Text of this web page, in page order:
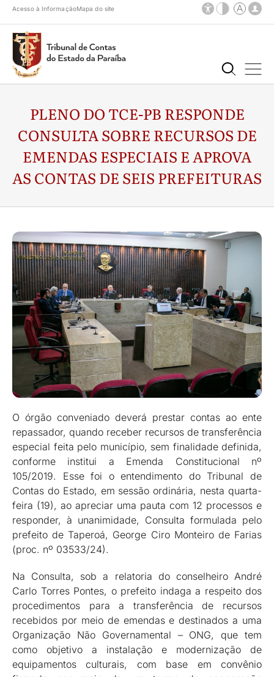
Acesso à InformaçãoMapa do site
PLENO DO TCE-PB RESPONDE
CONSULTA SOBRE RECURSOS DE
EMENDAS ESPECIAIS E APROVA
AS CONTAS DE SEIS PREFEITURAS
O órgão conveniado deverá prestar contas ao ente
repassador, quando receber recursos de transferência
especial feita pelo município, sem finalidade definida,
conforme institui a Emenda Constitucional nº
105/2019. Esse foi o entendimento do Tribunal de
Contas do Estado, em sessão ordinária, nesta quarta-
feira (19), ao apreciar uma pauta com 12 processos e
responder, à unanimidade, Consulta formulada pelo
prefeito de Taperoá, George Ciro Monteiro de Farias
(proc. nº 03533/24).
Na Consulta, sob a relatoria do conselheiro André
Carlo Torres Pontes, o prefeito indaga a respeito dos
procedimentos para a transferência de recursos
recebidos por meio de emendas e destinados a uma
Organização Não Governamental – ONG, que tem
como objetivo a instalação e modernização de
equipamentos culturais, com base em convênio